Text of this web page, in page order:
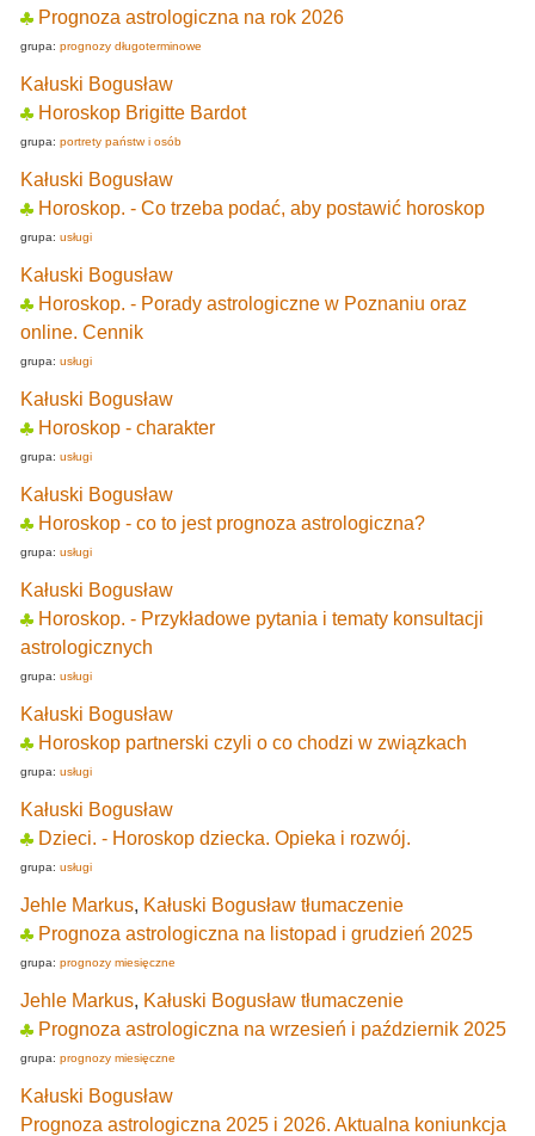
Prognoza astrologiczna na rok 2026
grupa: prognozy długoterminowe
Kałuski Bogusław
Horoskop Brigitte Bardot
grupa: portrety państw i osób
Kałuski Bogusław
Horoskop. - Co trzeba podać, aby postawić horoskop
grupa: usługi
Kałuski Bogusław
Horoskop. - Porady astrologiczne w Poznaniu oraz
online. Cennik
grupa: usługi
Kałuski Bogusław
Horoskop - charakter
grupa: usługi
Kałuski Bogusław
Horoskop - co to jest prognoza astrologiczna?
grupa: usługi
Kałuski Bogusław
Horoskop. - Przykładowe pytania i tematy konsultacji
astrologicznych
grupa: usługi
Kałuski Bogusław
Horoskop partnerski czyli o co chodzi w związkach
grupa: usługi
Kałuski Bogusław
Dzieci. - Horoskop dziecka. Opieka i rozwój.
grupa: usługi
Jehle Markus, Kałuski Bogusław tłumaczenie
Prognoza astrologiczna na listopad i grudzień 2025
grupa: prognozy miesięczne
Jehle Markus, Kałuski Bogusław tłumaczenie
Prognoza astrologiczna na wrzesień i październik 2025
grupa: prognozy miesięczne
Kałuski Bogusław
Prognoza astrologiczna 2025 i 2026. Aktualna koniunkcja